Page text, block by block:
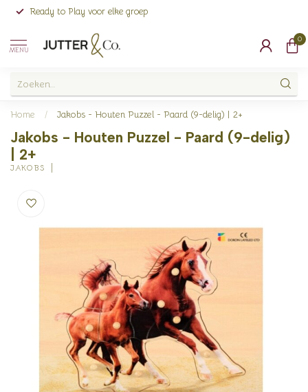
Ready to Play voor elke groep
MENU
0
Home / Jakobs - Houten Puzzel - Paard (9-delig) | 2+
Jakobs - Houten Puzzel - Paard (9-delig)
| 2+
JAKOBS